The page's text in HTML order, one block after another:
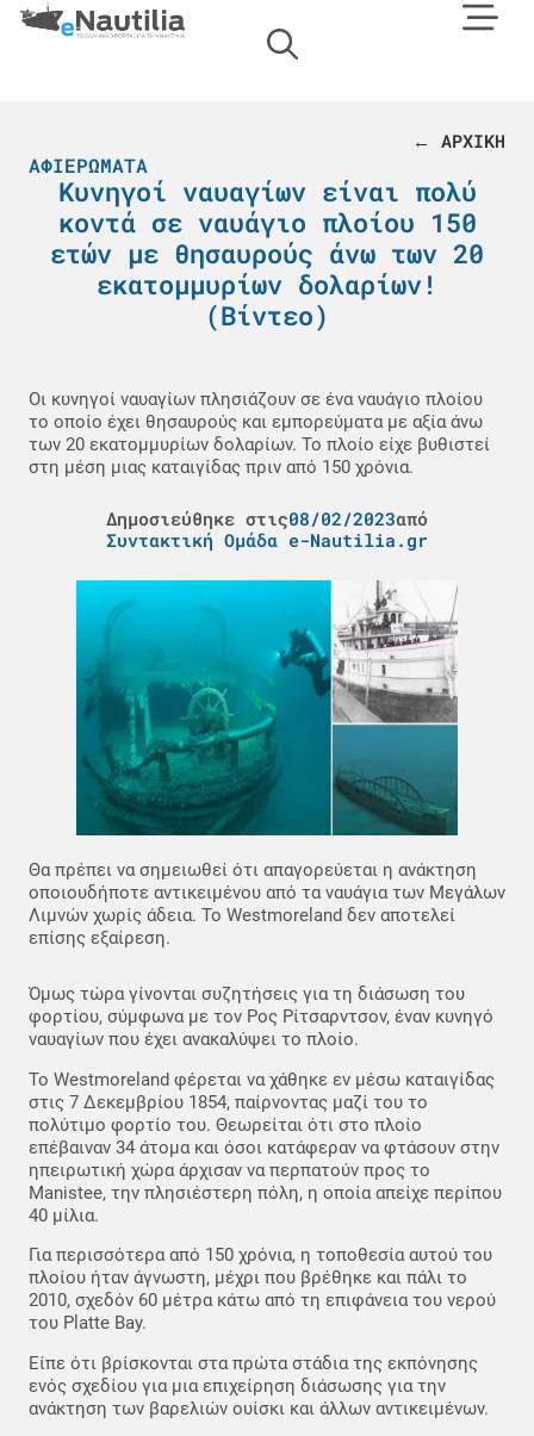
← ΑΡΧΙΚΗ
ΑΦΙΕΡΏΜΑΤΑ
Κυνηγοί ναυαγίων είναι πολύ
κοντά σε ναυάγιο πλοίου 150
ετών με θησαυρούς άνω των 20
εκατομμυρίων δολαρίων!
(Βίντεο)
Οι κυνηγοί ναυαγίων πλησιάζουν σε ένα ναυάγιο πλοίου
το οποίο έχει θησαυρούς και εμπορεύματα με αξία άνω
των 20 εκατομμυρίων δολαρίων. Το πλοίο είχε βυθιστεί
στη μέση μιας καταιγίδας πριν από 150 χρόνια.
Δημοσιεύθηκε στις08/02/2023από
Συντακτική Ομάδα e-Nautilia.gr
Θα πρέπει να σημειωθεί ότι απαγορεύεται η ανάκτηση
οποιουδήποτε αντικειμένου από τα ναυάγια των Μεγάλων
Λιμνών χωρίς άδεια. Το Westmoreland δεν αποτελεί
επίσης εξαίρεση.
Όμως τώρα γίνονται συζητήσεις για τη διάσωση του
φορτίου, σύμφωνα με τον Ρος Ρίτσαρντσον, έναν κυνηγό
ναυαγίων που έχει ανακαλύψει το πλοίο.
Το Westmoreland φέρεται να χάθηκε εν μέσω καταιγίδας
στις 7 Δεκεμβρίου 1854, παίρνοντας μαζί του το
πολύτιμο φορτίο του. Θεωρείται ότι στο πλοίο
επέβαιναν 34 άτομα και όσοι κατάφεραν να φτάσουν στην
ηπειρωτική χώρα άρχισαν να περπατούν προς το
Manistee, την πλησιέστερη πόλη, η οποία απείχε περίπου
40 μίλια.
Για περισσότερα από 150 χρόνια, η τοποθεσία αυτού του
πλοίου ήταν άγνωστη, μέχρι που βρέθηκε και πάλι το
2010, σχεδόν 60 μέτρα κάτω από τη επιφάνεια του νερού
του Platte Bay.
Είπε ότι βρίσκονται στα πρώτα στάδια της εκπόνησης
ενός σχεδίου για μια επιχείρηση διάσωσης για την
ανάκτηση των βαρελιών ουίσκι και άλλων αντικειμένων.